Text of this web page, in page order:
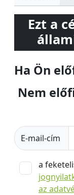
Ezt a
Ha Ön
Nem
E-mail-cím
a
az